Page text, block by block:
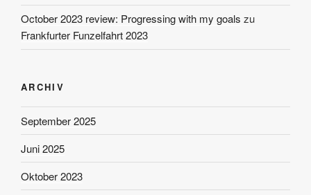
October 2023 review: Progressing with my goals zu
Frankfurter Funzelfahrt 2023
ARCHIV
September 2025
Juni 2025
Oktober 2023